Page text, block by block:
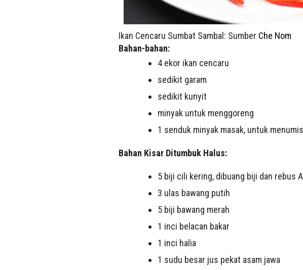
Ikan Cencaru Sumbat Sambal: Sumber Che Nom
Bahan-bahan:
4 ekor ikan cencaru
sedikit garam
sedikit kunyit
minyak untuk menggoreng
1 senduk minyak masak, untuk
Bahan Kisar Ditumbuk Halus:
5 biji cili kering, dibuang biji dan rebus
3 ulas bawang putih
5 biji bawang merah
1 inci belacan bakar
1 inci halia
1 sudu besar jus pekat asam jawa